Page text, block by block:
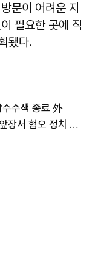
문이 어려운 지
필요한 곳에 직
됐다.
수색 종료 外
與 "고교야구 '스타벅스' 구호, 민주가 앞장서 혐오 정치 끝낼 것"